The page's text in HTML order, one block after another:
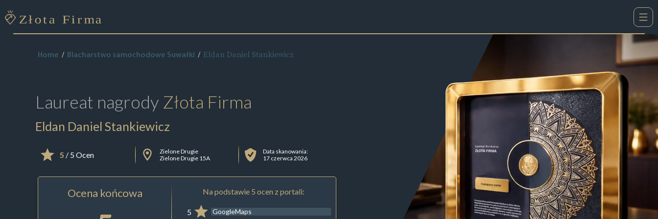
Home Blacharstwo samochodowe Suwałki Eldan Daniel Stankiewicz
Laureat nagrody Złota Firma
Eldan Daniel Stankiewicz
5 / 5 Ocen
Zielone Drugie
Zielone Drugie 15A
Data skanowania:
17 czerwca 2026
Ocena końcowa Na podstawie 5 ocen z portali:
5 GoogleMaps